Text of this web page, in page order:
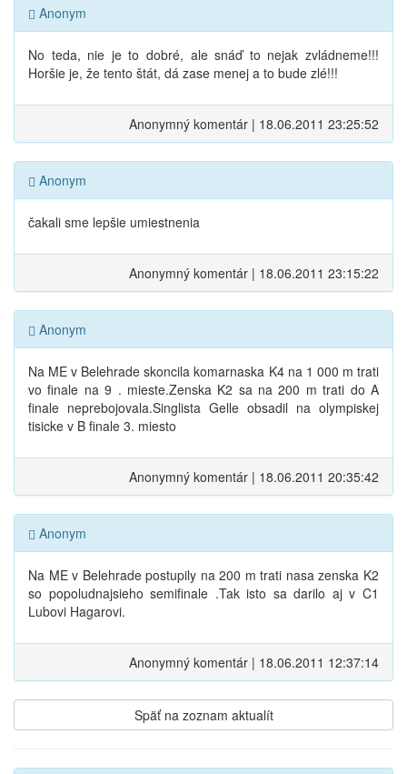
Anonym
No teda, nie je to dobré, ale snáď to nejak zvládneme!!!
Horšie je, že tento štát, dá zase menej a to bude zlé!!!
Anonymný komentár | 18.06.2011 23:25:52
Anonym
čakali sme lepšie umiestnenia
Anonymný komentár | 18.06.2011 23:15:22
Anonym
Na ME v Belehrade skoncila komarnaska K4 na 1 000 m trati
vo finale na 9 . mieste.Zenska K2 sa na 200 m trati do A
finale neprebojovala.Singlista Gelle obsadil na olympiskej
tisicke v B finale 3. miesto
Anonymný komentár | 18.06.2011 20:35:42
Anonym
Na ME v Belehrade postupily na 200 m trati nasa zenska K2
so popoludnajsieho semifinale .Tak isto sa darilo aj v C1
Lubovi Hagarovi.
Anonymný komentár | 18.06.2011 12:37:14
Späť na zoznam aktualít